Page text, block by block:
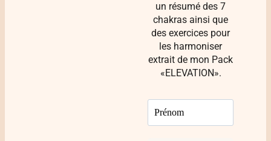
un résumé des 7
chakras ainsi que
des exercices pour
les harmoniser
extrait de mon Pack
«ELEVATION».